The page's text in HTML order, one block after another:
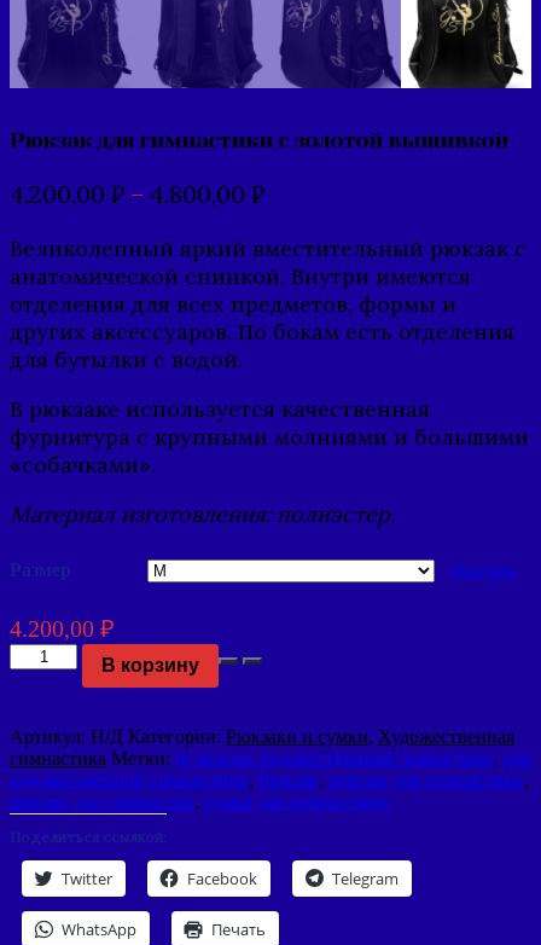
Рюкзак для гимнастики с золотой вышивкой
4.200,00 ₽ – 4.800,00 ₽
Великолепный яркий вместительный рюкзак с
анатомической спинкой. Внутри имеются
отделения для всех предметов, формы и
других аксессуаров. По бокам есть отделения
для бутылки с водой.
В рюкзаке используется качественная
фурнитура с крупными молниями и большими
«собачками».
Материал изготовления: полиэстер.
Размер Очистить
4.200,00 ₽
Количество
Рюкзак
с
золотой
вышивкой
В корзину
Артикул: Н/Д Категории: Рюкзаки и сумки, Художественная
гимнастика Метки: rg рюкзак художественная гимнастика, для
художественной гимнастики, Рюкзак, рюкзак для гимнастики,
рюкзак для гимнастки, сумка для гимнастики
Поделиться ссылкой:
Twitter Facebook Telegram
WhatsApp Печать